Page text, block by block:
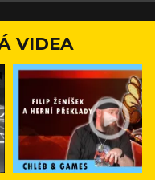
VIDEA